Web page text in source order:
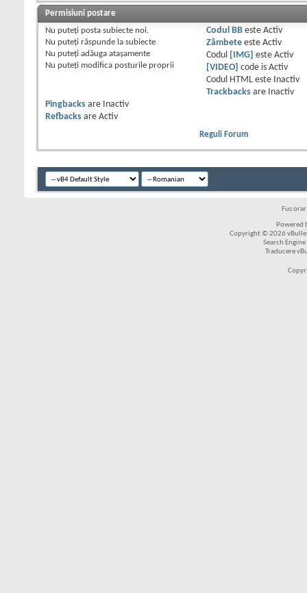
Permisiuni postare
Nu puteţi posta subiecte noi.
Nu puteţi răspunde la subiecte
Nu puteţi adăuga ataşamente
Nu puteţi modifica posturile proprii
Codul BBeste Activ
Zâmbeteeste Activ
Codul
[IMG] este Activ
[VIDEO] code is Activ
Codul HTML este
Inactiv
Trackbacksare
Inactiv
Pingbacks are
Inactiv
Refbacks are Activ
Reguli Forum
Fus
Powered
Copyright © 2026
Search
Traducere